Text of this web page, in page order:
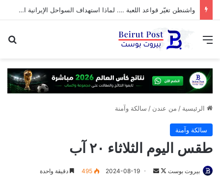
واشنطن تغيّر قواعد اللعبة …. لماذا استهداف السواحل الإيرانية الآن؟
القائمة
الرئيسية / من عندن / سالكة وآمنة
سالكة وآمنة
طقس اليوم الثلاثاء ٢٠ آب
بيروت بوست
تابعأرسل 2024-08-19
495 دقيقة واحدة